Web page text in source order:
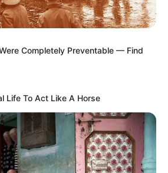
Completely Preventable — Find
Life To Act Like A Horse